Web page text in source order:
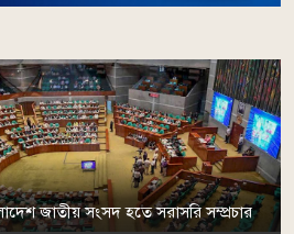
জাতীয় সংসদ হতে সরাসরি সম্প্রচার